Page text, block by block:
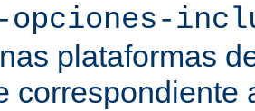
opciones-
plataformas